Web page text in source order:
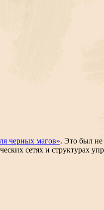
черных магов». Это был не
сетях и структурах